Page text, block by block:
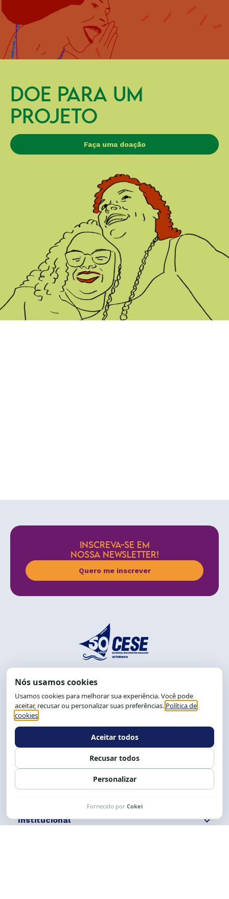
DOE PARA UM
PROJETO
Faça uma doação
INSCREVA-SE EM
NOSSA NEWSLETTER!
Quero me inscrever
End.: R. da Graça, 150. Graça
CEP: 40.150-055
Salvador-BA, Brasil.
Tel.: (71) 2104-5457, Cel.: (71) 9 9239-2104 ou 2105
Expediente: 8h às 12h e 13 às 17h.
Siga nossas redes Fale conosco
Institucional